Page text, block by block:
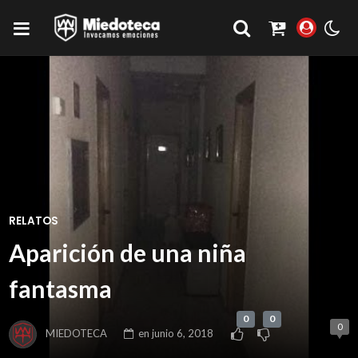
RELATOS
Aparición de una niña
fantasma
MIEDOTECA en junio 6, 2018
0 0
0